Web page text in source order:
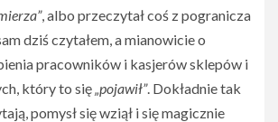
, albo przeczytał coś z pogranicza
dziś czytałem, a mianowicie o
pracowników i kasjerów sklepów i
który to się„pojawił”. Dokładnie tak
pomysł się wziął i się magicznie